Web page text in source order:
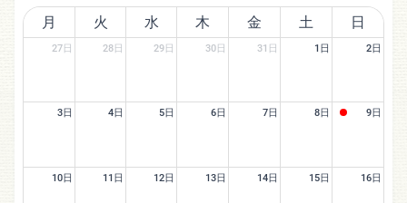
月 火 水 木 金 土 日
27日 28日 29日 30日 31日 1日 2日
3日 4日 5日 6日 7日 8日 9日
10日 11日 12日 13日 14日 15日 16日